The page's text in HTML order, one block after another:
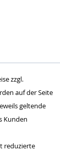
zzgl.
auf der Seite
geltende
Kunden
reduzierte